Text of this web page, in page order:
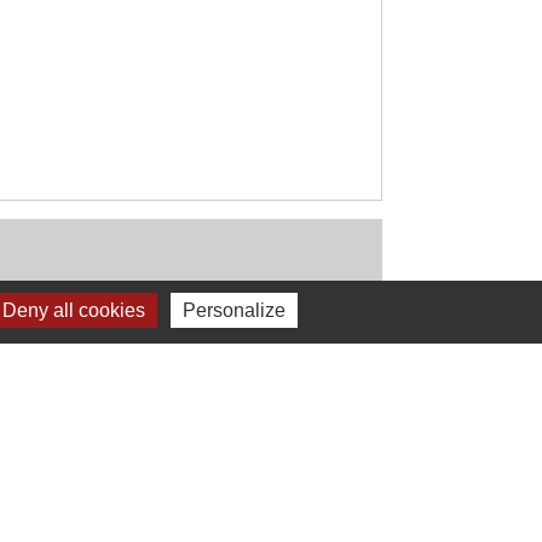
Deny all cookies Personalize